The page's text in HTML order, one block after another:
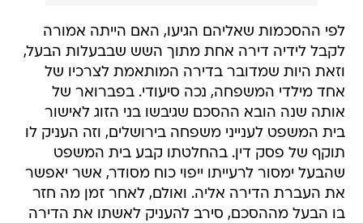
לפי ההסכמות שאליהם הגיעו, האם הייתה אמורה
לקבל לידיה דירה אחת מתוך השש שבבעלות הבעל,
וזאת היות שמדובר בדירה המותאמת לצרכיו של
אחד מילדי המשפחה, נכה סיעודי. בפברואר של
אותה שנה הובא ההסכם שגיבשו בני הזוג לאישור
בית המשפט לענייני משפחה בירושלים, וזה העניק לו
תוקף של פסק דין. בהחלטתו קבע בית המשפט
שהבעל ימסור לרעייתו ייפוי כוח מסודר, אשר יאפשר
את העברת הדירה אליה. ואולם, לאחר זמן מה חזר
בו הבעל מההסכם, סירב להעניק לאשתו את הדירה